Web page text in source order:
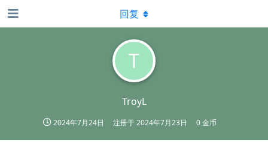
T
TroyL
2024年7月24日 注册于2024年7月23日 0 金币
回复